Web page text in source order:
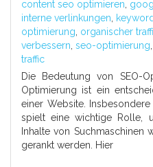
content seo optimieren,
interne verlinkungen,
optimierung, organischer
verbessern, seo-optimierung,
traffic
Die Bedeutung von SEO-
Optimierung ist ein
einer Website.
spielt eine wichtige Rolle,
Inhalte von
gerankt werden. Hier